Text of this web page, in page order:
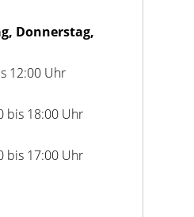
Donnerstag,
12:00 Uhr
bis 18:00 Uhr
bis 17:00 Uhr